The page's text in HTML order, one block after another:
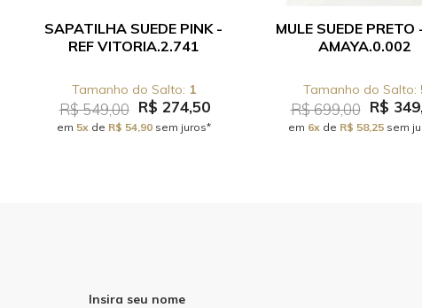
SAPATILHA SUEDE PINK -
REF VITORIA.2.741
1
R$ 549,00 R$ 274,50
em 5xde R$ 54,90sem juros*
MULE SUEDE PRETO
AMAYA.0.002
R$ 699,00 R$
em 6xde R$ 58,25sem
Insira seu nome